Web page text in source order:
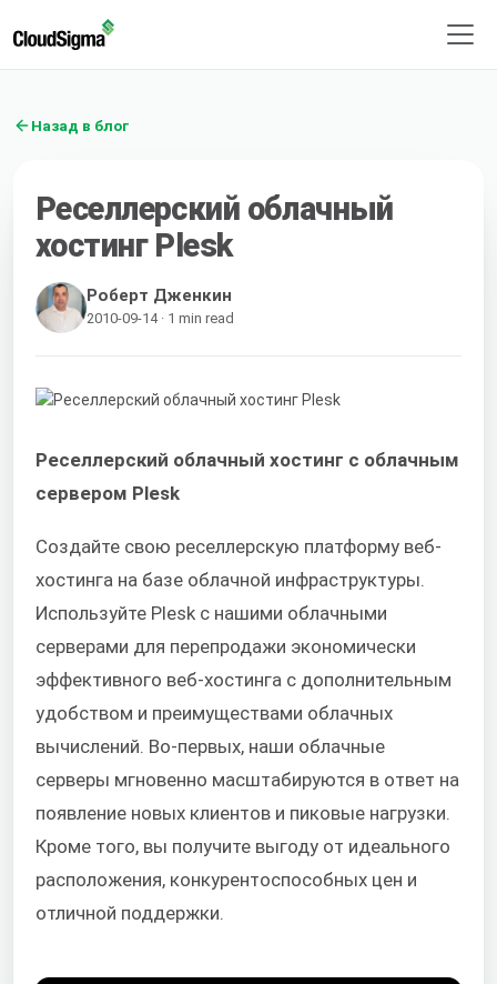
Назад в блог
Реселлерский облачный
хостинг Plesk
Роберт Дженкин
2010-09-14 · 1 min read
Реселлерский облачный хостинг с облачным
сервером Plesk
Создайте свою реселлерскую платформу веб-
хостинга на базе облачной инфраструктуры.
Используйте Plesk с нашими облачными
серверами для перепродажи экономически
эффективного веб-хостинга с дополнительным
удобством и преимуществами облачных
вычислений. Во-первых, наши облачные
серверы мгновенно масштабируются в ответ на
появление новых клиентов и пиковые нагрузки.
Кроме того, вы получите выгоду от идеального
расположения, конкурентоспособных цен и
отличной поддержки.